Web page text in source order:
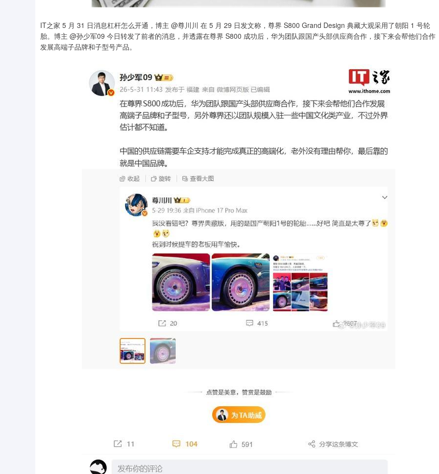
IT之家 5 月 31 日消息杠杆怎么开通，博主 @尊川川 在 5 月 29 日发文称，尊界 S800 Grand Design 典藏大观采用了朝阳 1 号轮
胎。博主 @孙少军09 今日转发了前者的消息，并透露在尊界 S800 成功后，华为团队跟国产头部供应商合作，接下来会帮他们合作
发展高端子品牌和子型号产品。